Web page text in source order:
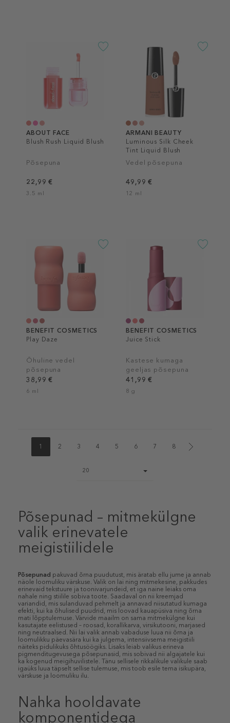
ABOUT FACE
Blush Rush Liquid Blush
Põsepuna
22,99 €
3.5 ml
ARMANI BEAUTY
Luminous Silk Cheek
Tint Liquid Blush
Vedel põsepuna
49,99 €
12 ml
BENEFIT COSMETICS
Play Daze
Õhuline vedel
põsepuna
38,99 €
6 ml
BENEFIT COSMETICS
Juice Stick
Kastese kumaga
geeljas põsepuna
41,99 €
8 g
1 2 3 4 5 6 7 8
size
20
Põsepunad – mitmekülgne
valik erinevatele
meigistiilidele
Põsepunad pakuvad õrna puudutust, mis äratab ellu jume ja annab
näole loomuliku värskuse. Valik on lai ning mitmekesine, pakkudes
erinevaid tekstuure ja toonivarjundeid, et iga naine leiaks oma
nahale ning stiilile sobiva toote. Saadaval on nii kreemjad
variandid, mis sulanduvad pehmelt ja annavad niisutatud kumaga
efekti, kui ka õhulised puudrid, mis loovad kauapüsiva ning õrna
mati lõpptulemuse. Värvide maailm on sama mitmekülgne kui
kasutajate eelistused – roosad, korallikarva, virsikutooni, marjased
ning neutraalsed. Nii lai valik annab vabaduse luua nii õrna ja
loomulikku päevasära kui ka julgema, intensiivsema meigistiili
näiteks pidulikuks õhtusöögiks. Lisaks leiab valikus erineva
pigmenditugevusega põsepunasid, mis sobivad nii algajatele kui
ka kogenud meigihuvilistele. Tänu sellisele rikkalikule valikule saab
igaüks luua täpselt sellise tulemuse, mis toob esile tema isikupära,
värskuse ja loomuliku ilu.
Nahka hooldavate
komponentidega